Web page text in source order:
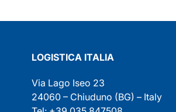
LOGISTICA ITALIA
Via Lago Iseo 23
24060 – Chiuduno (BG) – Italy